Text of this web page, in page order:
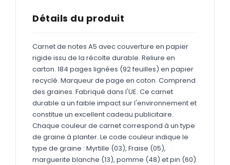
ADHÉSIFS
Étiquettes adhésives
Étiquettes adhésives en bobine
Adhésifs vitrine
MARQUAGE TEXTILE
Tee-shirts Nouveau
Détails du produit
Carnet de notes A5 avec couverture en papier
rigide issu de la récolte durable. Reliure en
carton. 184 pages lignées (92 feuilles) en papier
recyclé. Marqueur de page en coton. Comprend
des graines. Fabriqué dans l'UE. Ce carnet
durable a un faible impact sur l'environnement et
constitue un excellent cadeau publicitaire.
Chaque couleur de carnet correspond à un type
de graine à planter. Le code couleur indique le
type de graine : Myrtille (03), Fraise (05),
marguerite blanche (13), pomme (48) et pin (60).